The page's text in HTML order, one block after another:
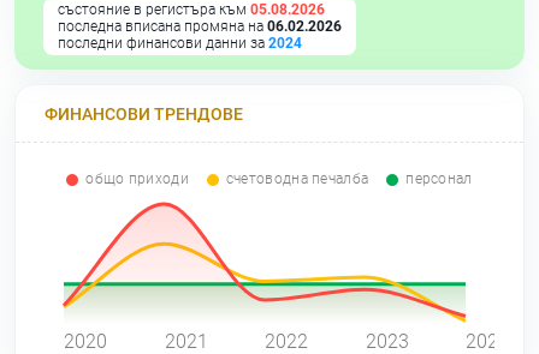
състояние в регистъра към 05.08.2026
последна вписана промяна на 06.02.2026
последни финансови данни за 2024
ФИНАНСОВИ ТРЕНДОВЕ
общо приходи счетоводна печалба персонал
2020 2021 2022 2023 2024